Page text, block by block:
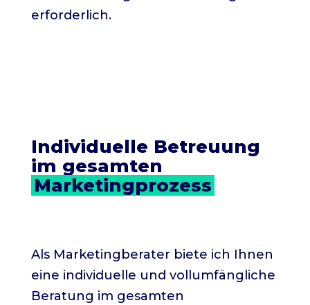
erforderlich.
Individuelle Betreuung
im gesamten
Marketingprozess
Als Marketingberater biete ich Ihnen
eine individuelle und vollumfängliche
Beratung im gesamten